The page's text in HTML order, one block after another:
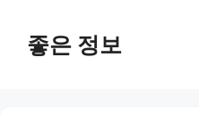
좋은 정보